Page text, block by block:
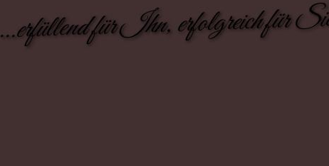
...erfüllend für Ihn, erfolgreich für